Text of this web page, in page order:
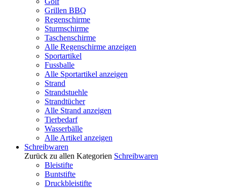
Grillen BBQ
Regenschirme
Sturmschirme
Taschenschirme
Alle Regenschirme anzeigen
Sportartikel
Fussballe
Alle Sportartikel anzeigen
Strand
Strandstuehle
Strandtücher
Alle Strand anzeigen
Tierbedarf
Wasserbälle
Alle Artikel anzeigen
Schreibwaren
Zurück zu allen Kategorien Schreibwaren
Bleistifte
Buntstifte
Druckbleistifte